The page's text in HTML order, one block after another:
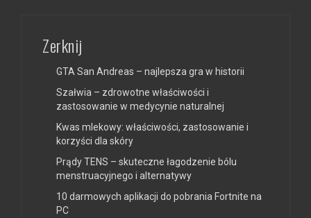
Zerknij
GTA San Andreas – najlepsza gra w historii
Szałwia – zdrowotne właściwości i
zastosowanie w medycynie naturalnej
Kwas mlekowy: właściwości, zastosowanie i
korzyści dla skóry
Prądy TENS – skuteczne łagodzenie bólu
menstruacyjnego i alternatywy
10 darmowych aplikacji do pobrania Fortnite na
PC